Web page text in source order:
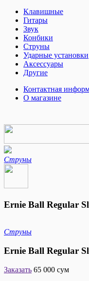
Клавишные
Гитары
Звук
Конбики
Струны
Ударные установки
Аксессуары
Другие
Контактная
О магазине
Струны
Ernie Ball Regular
Струны
Ernie Ball Regular
Заказать 65 000 сум